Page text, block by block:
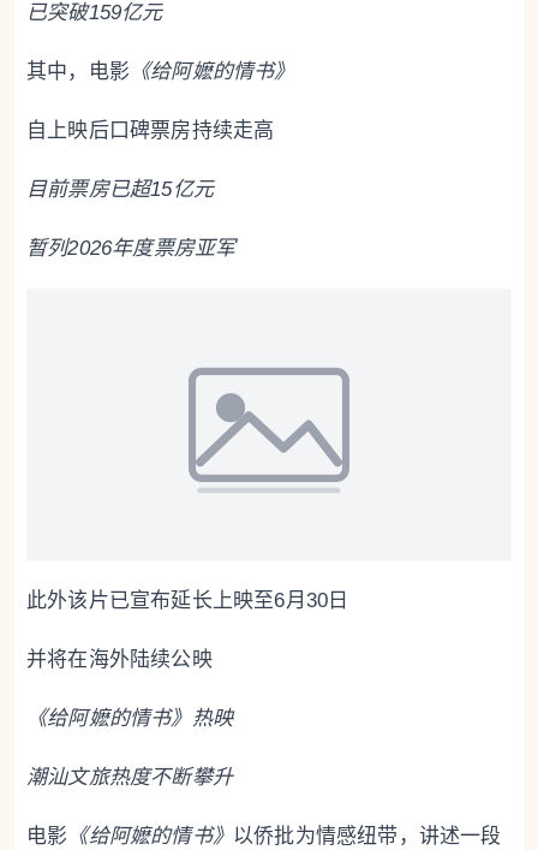
已突破159亿元
其中，电影 《给阿嬷的情书》
自上映后口碑票房持续走高
目前票房已超15亿元
暂列2026年度票房亚军
此外该片已宣布延长上映至6月30日
并将在海外陆续公映
《给阿嬷的情书》热映
潮汕文旅热度不断攀升
电影 《给阿嬷的情书》 以侨批为情感纽带，讲述一段